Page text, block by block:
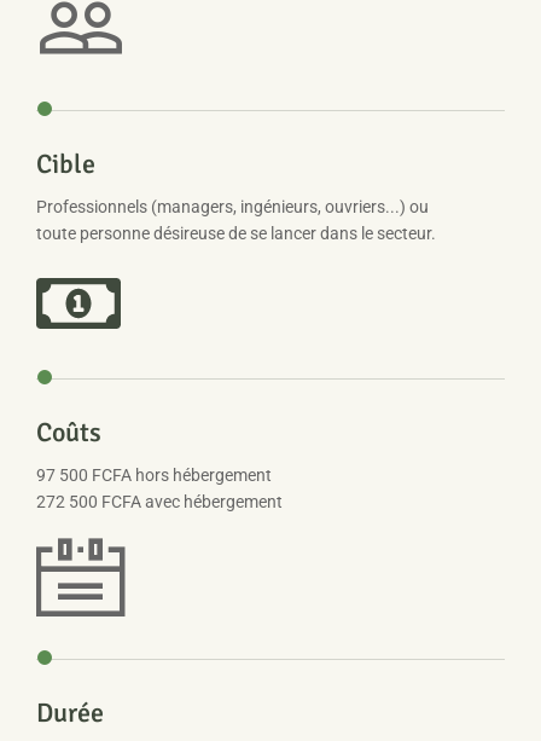
Cible
Professionnels (managers, ingénieurs, ouvriers...) ou
toute personne désireuse de se lancer dans le secteur.
Coûts
97 500 FCFA hors hébergement
272 500 FCFA avec hébergement
Durée